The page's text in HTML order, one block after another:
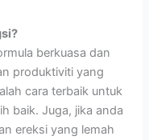
berkuasa dan
produktiviti yang
cara terbaik untuk
baik. Juga, jika anda
ereksi yang lemah